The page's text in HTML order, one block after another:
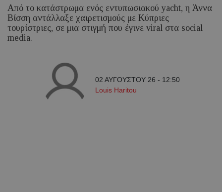
Από το κατάστρωμα ενός εντυπωσιακού yacht, η Άννα
Βίσση αντάλλαξε χαιρετισμούς με Κύπριες
τουρίστριες, σε μια στιγμή που έγινε viral στα social
media.
02 ΑΥΓΟΥΣΤΟΥ 26 - 12:50
Louis Haritou